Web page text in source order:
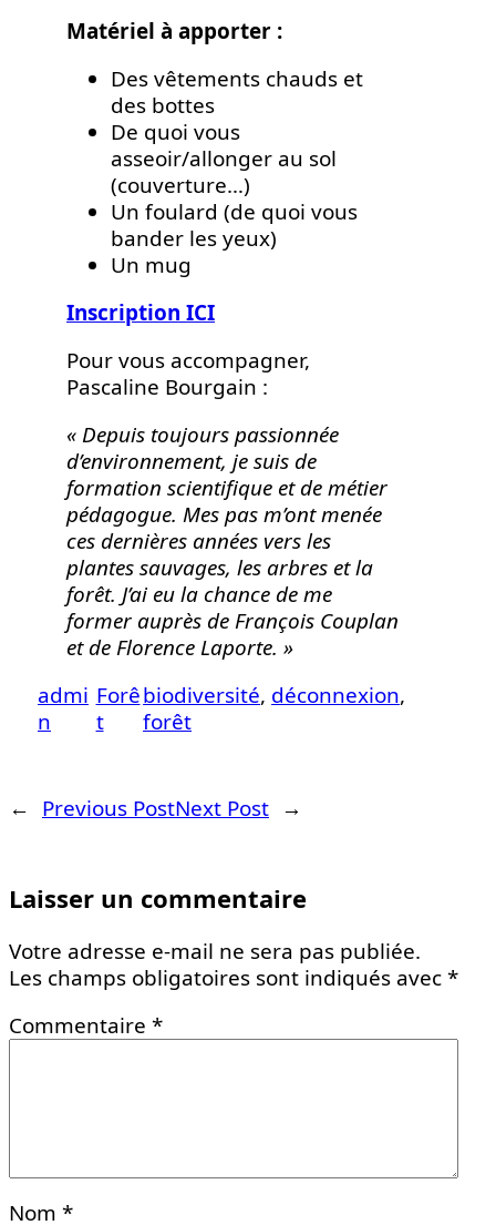
Matériel à apporter :
Des vêtements chauds et
des bottes
De quoi vous
asseoir/allonger au sol
(couverture…)
Un foulard (de quoi vous
bander les yeux)
Un mug
Inscription ICI
Pour vous accompagner,
Pascaline Bourgain :
« Depuis toujours passionnée
d’environnement, je suis de
formation scientifique et de métier
pédagogue. Mes pas m’ont menée
ces dernières années vers les
plantes sauvages, les arbres et la
forêt. J’ai eu la chance de me
former auprès de François Couplan
et de Florence Laporte. »
admi
n
Forê
t
biodiversité, déconnexion
forêt
← Previous PostNext Post →
Laisser un commentaire
Votre adresse e-mail ne sera pas publiée.
Les champs obligatoires sont indiqués avec*
Commentaire *
Nom *